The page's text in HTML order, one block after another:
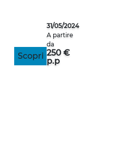
Scopri
31/05/2024
A partire
da
250 €
p.p